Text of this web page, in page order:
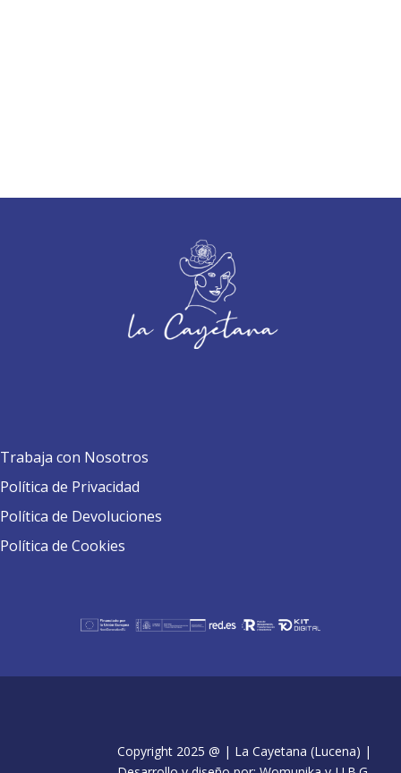
Trabaja con Nosotros
Política de Privacidad
Política de Devoluciones
Política de Cookies
Copyright 2025 @ | La Cayetana (Lucena) |